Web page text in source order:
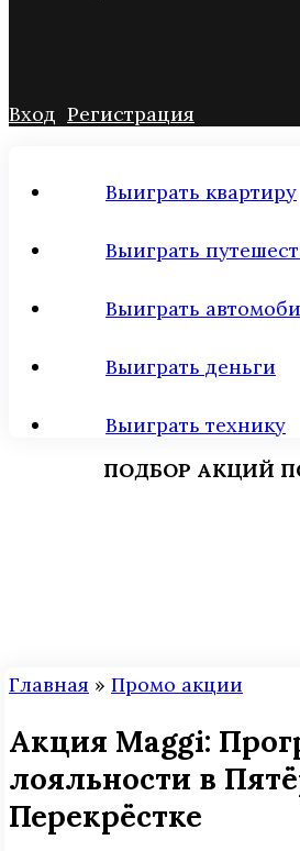
Вход Регистрация
Выиграть квартиру
Выиграть
Выиграть
Выиграть деньги
Выиграть технику
ПОДБОР АКЦИЙ
Главная » Промо акции
Акция Maggi:
лояльности в
Перекрёстке